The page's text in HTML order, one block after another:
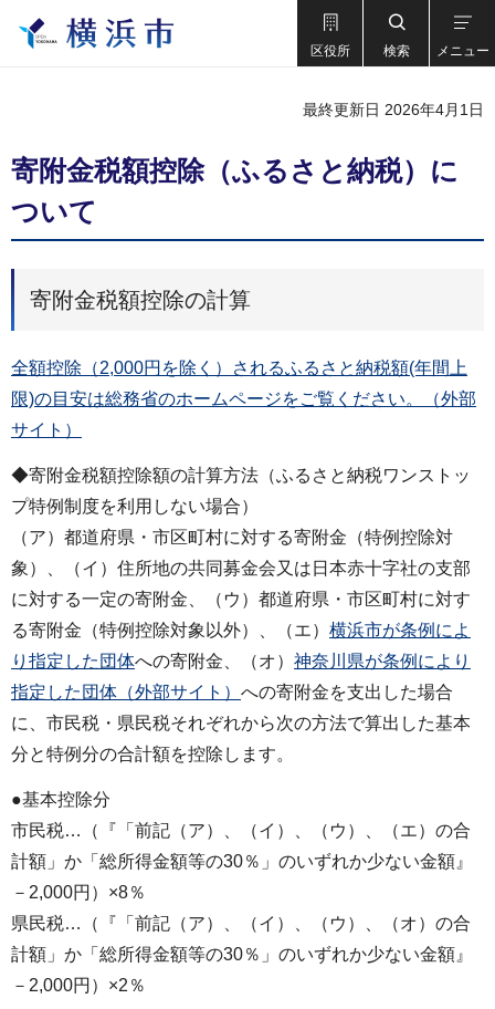
区役所 検索 メニュー
最終更新日 2026年4月1日
寄附金税額控除（ふるさと納税）に
ついて
寄附金税額控除の計算
全額控除（2,000円を除く）されるふるさと納税額(年間上
限)の目安は総務省のホームページをご覧ください。（外部
サイト）
◆寄附金税額控除額の計算方法（ふるさと納税ワンストッ
プ特例制度を利用しない場合）
（ア）都道府県・市区町村に対する寄附金（特例控除対
象）、（イ）住所地の共同募金会又は日本赤十字社の支部
に対する一定の寄附金、（ウ）都道府県・市区町村に対す
る寄附金（特例控除対象以外）、（エ） 横浜市が条例によ
り指定した団体への寄附金、（オ） 神奈川県が条例により
指定した団体（外部サイト） への寄附金を支出した場合
に、市民税・県民税それぞれから次の方法で算出した基本
分と特例分の合計額を控除します。
●基本控除分
市民税…（『「前記（ア）、（イ）、（ウ）、（エ）の合
計額」か「総所得金額等の30％」のいずれか少ない金額』
－2,000円）×8％
県民税…（『「前記（ア）、（イ）、（ウ）、（オ）の合
計額」か「総所得金額等の30％」のいずれか少ない金額』
－2,000円）×2％